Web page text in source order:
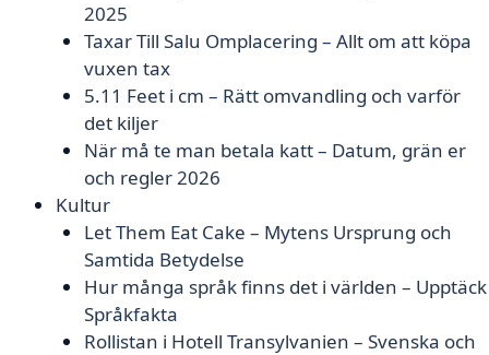
2025
Taxar Till Salu Omplacering – Allt om att köpa
vuxen tax
5.11 Feet i cm – Rätt omvandling och varför
det kiljer
När må te man betala katt – Datum, grän er
och regler 2026
Kultur
Let Them Eat Cake – Mytens Ursprung och
Samtida Betydelse
Hur många språk finns det i världen – Upptäck
Språkfakta
Rollistan i Hotell Transylvanien – Svenska och